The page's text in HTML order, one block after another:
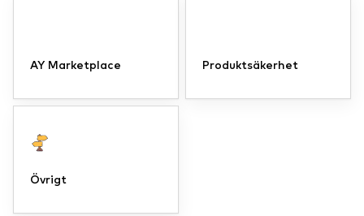
AY Marketplace Produktsäkerhet
Övrigt